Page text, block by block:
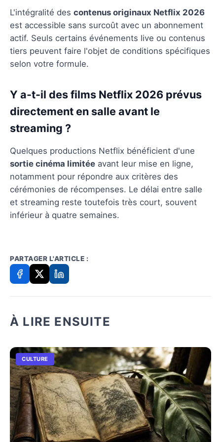
L'intégralité des contenus originaux Netflix 2026
est accessible sans surcoût avec un abonnement
actif. Seuls certains événements live ou contenus
tiers peuvent faire l'objet de conditions spécifiques
selon votre formule.
Y a-t-il des films Netflix 2026 prévus
directement en salle avant le
streaming ?
Quelques productions Netflix bénéficient d'une
sortie cinéma limitée avant leur mise en ligne,
notamment pour répondre aux critères des
cérémonies de récompenses. Le délai entre salle
et streaming reste toutefois très court, souvent
inférieur à quatre semaines.
PARTAGER L'ARTICLE :
À LIRE ENSUITE
CULTURE